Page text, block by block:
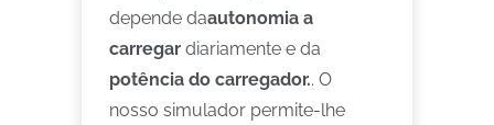
depende daautonomia a
carregar diariamente e da
potência do carregador.. O
nosso simulador permite-lhe